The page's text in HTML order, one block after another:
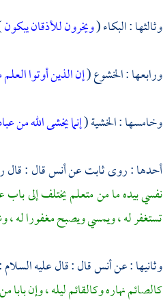
وثالثها : البكاء (ويخرون للأذقان يبكون
ورابعها : الخشوع (إن الذين أوتوا
وخامسها : الخشية (إنما يخشى الله من
أحدها : روىثابتعنأنسقال : قال
نفسي بيده ما من متعلم يختلف إلى
تستغفر له ، ويمسي ويصبح مغفورا له ،
وثانيها : عنأنسقال : قال عليه
كالصائم نهاره وكالقائم ليله ، وإن